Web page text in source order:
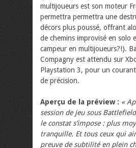
multijoueurs est son moteur
permettra permettra une
décors plus poussé, offrant
de chemins improvisé en solo
campeur en multijoueurs?!).
Compagny est attendu sur
Playstation 3, pour un
de précision.
Aperçu de la préview : «
session de jeu sous
le constat s’impose : plus
tranquille. Et tous ceux qui
preuve de subtilité en plein